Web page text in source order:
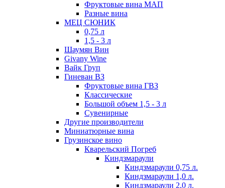
Фруктовые вина МАП
Разные вина
МЕЦ СЮНИК
0,75 л
1,5 - 3 л
Шаумян Вин
Givany Wine
Вайк Груп
Гиневан ВЗ
Фруктовые вина ГВЗ
Классические
Большой объем 1,5 - 3 л
Сувенирные
Другие производители
Миниатюрные вина
Грузинское вино
Кварельский Погреб
Киндзмараули
Киндзмараули 0,75 л.
Киндзмараули 1,0 л.
Киндзмараули 2,0 л.